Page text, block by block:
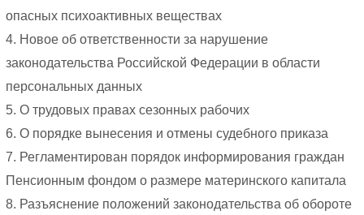
опасных психоактивных веществах
4. Новое об ответственности за нарушение
законодательства Российской Федерации в области
персональных данных
5. О трудовых правах сезонных рабочих
6. О порядке вынесения и отмены судебного приказа
7. Регламентирован порядок информирования граждан
Пенсионным фондом о размере материнского капитала
8. Разъяснение положений законодательства об обороте